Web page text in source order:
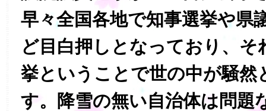
早々全国各地で知事選挙や県
ど目白押しとなっており、そ
挙ということで世の中が騒然
す。降雪の無い自治体は問題